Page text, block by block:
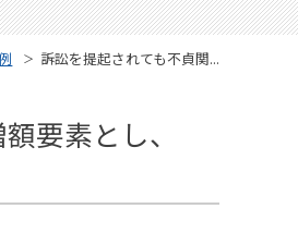
訴訟を提起されても不貞関...
要素とし、